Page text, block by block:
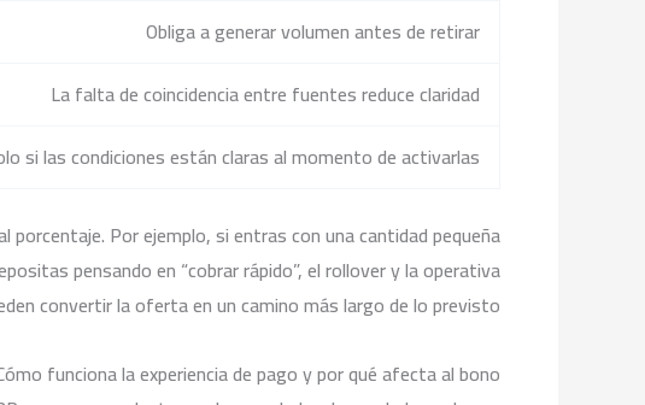
Obliga a generar volumen antes de retirar
La falta de coincidencia entre fuentes reduce claridad
si las condiciones están claras al momento de activarlas
Por ejemplo, si entras con una cantidad pequeña
pensando en “cobrar rápido”, el rollover y la operativa
convertir la oferta en un camino más largo de lo previsto.
funciona la experiencia de pago y por qué afecta al bono